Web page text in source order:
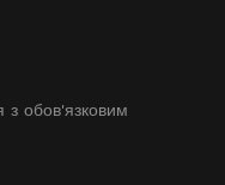
з обов'язковим